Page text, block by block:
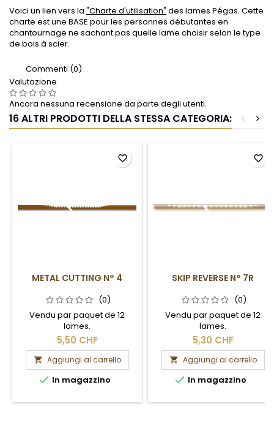
Voici un lien vers la "Charte d'utilisation" des lames Pégas. Cette
charte est une BASE pour les personnes débutantes en
chantournage ne sachant pas quelle lame choisir selon le type
de bois à scier.
Commenti (0)
Valutazione
Ancora nessuna recensione da parte degli utenti.
16 ALTRI PRODOTTI DELLA STESSA CATEGORIA: >
<
METAL CUTTING N° 4
(0)
Vendu par paquet de 12
lames.
5,50 CHF
 Aggiungi al carrello
 In magazzino
favorite_border
SKIP REVERSE N° 7R
(0)
Vendu par paquet de 12
lames.
5,30 CHF
 Aggiungi al carrello
 In magazzino
favorite_border